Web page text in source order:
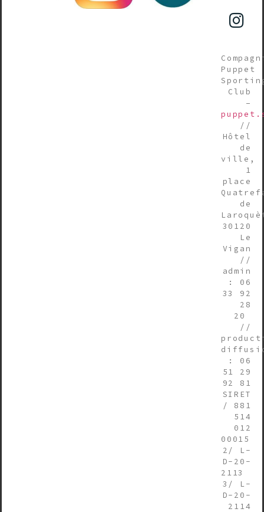
Puppet
Club
–
//
Hôtel
de
ville,
1
place
de
30120
Le
Vigan
//
admin
: 06
33 92
28
20
//
: 06
51 29
92 81
SIRET
/ 881
514
012
2/ L-
D-20-
2113
3/ L-
D-20-
2114